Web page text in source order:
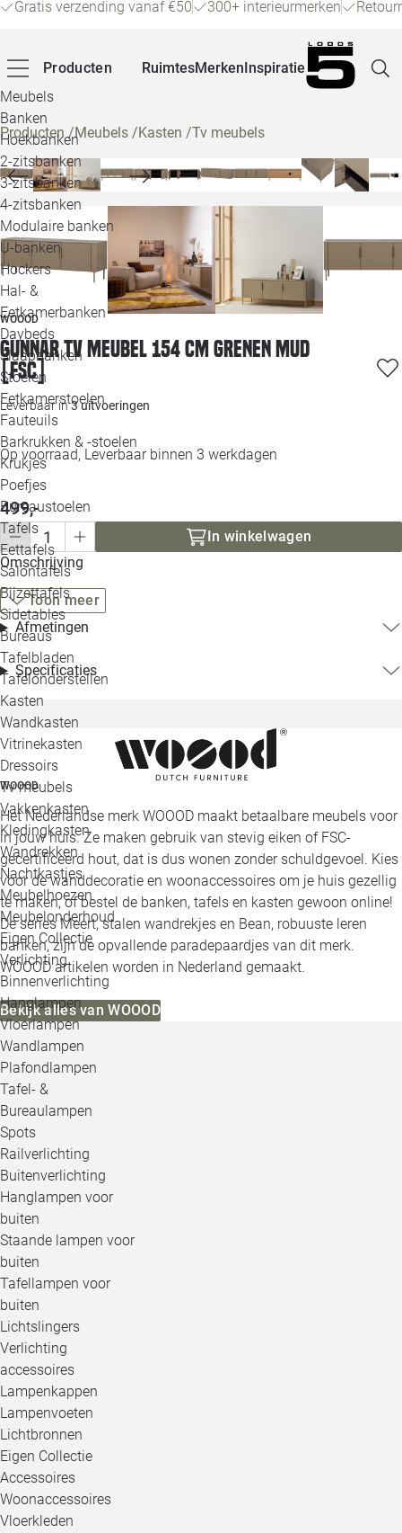
Gratis verzending vanaf €50 300+ interieurmerken
Producten
Meubels
Banken
Hoekbanken
2-zitsbanken
3-zitsbanken
4-zitsbanken
Modulaire banken
U-banken
Hockers
Hal- &
Eetkamerbanken
Daybeds
Slaapbanken
Stoelen
Eetkamerstoelen
Fauteuils
Barkrukken & -stoelen
Krukjes
Poefjes
Bureaustoelen
Tafels
Eettafels
Salontafels
Bijzettafels
Sidetables
Bureaus
Tafelbladen
Tafelonderstellen
Kasten
Wandkasten
Vitrinekasten
Dressoirs
Tv meubels
Vakkenkasten
Kledingkasten
Wandrekken
Nachtkastjes
Meubelhoezen
Meubelonderhoud
Eigen Collectie
Verlichting
Binnenverlichting
Hanglampen
Vloerlampen
Wandlampen
Plafondlampen
Tafel- &
Bureaulampen
Spots
Railverlichting
Buitenverlichting
Hanglampen voor
buiten
Staande lampen voor
buiten
Tafellampen voor
buiten
Lichtslingers
Verlichting
accessoires
Lampenkappen
Lampenvoeten
Lichtbronnen
Eigen Collectie
Accessoires
Woonaccessoires
Vloerkleden
RuimtesMerkenInspiratie
Alle
Producten/Meubels /Kasten /Tv meubels
WOOOD
Gunnar tv meubel 154 cm grenen mud
[fsc]
Leverbaar in3 uitvoeringen
Op voorraad, Leverbaar binnen 3 werkdagen
499,-
In winkelwagen
Omschrijving
Toon meer
Afmetingen
Specificaties
WOOOD
Het Nederlandse merk WOOOD maakt betaalbare meubels voor
in jouw huis. Ze maken gebruik van stevig eiken of FSC-
gecertificeerd hout, dat is dus wonen zonder schuldgevoel. Kies
voor de wanddecoratie en woonaccessoires om je huis gezellig
te maken, of bestel de banken, tafels en kasten gewoon online!
De series Meert, stalen wandrekjes en Bean, robuuste leren
banken, zijn de opvallende paradepaardjes van dit merk.
WOOOD artikelen worden in Nederland gemaakt.
Bekijk alles van WOOOD